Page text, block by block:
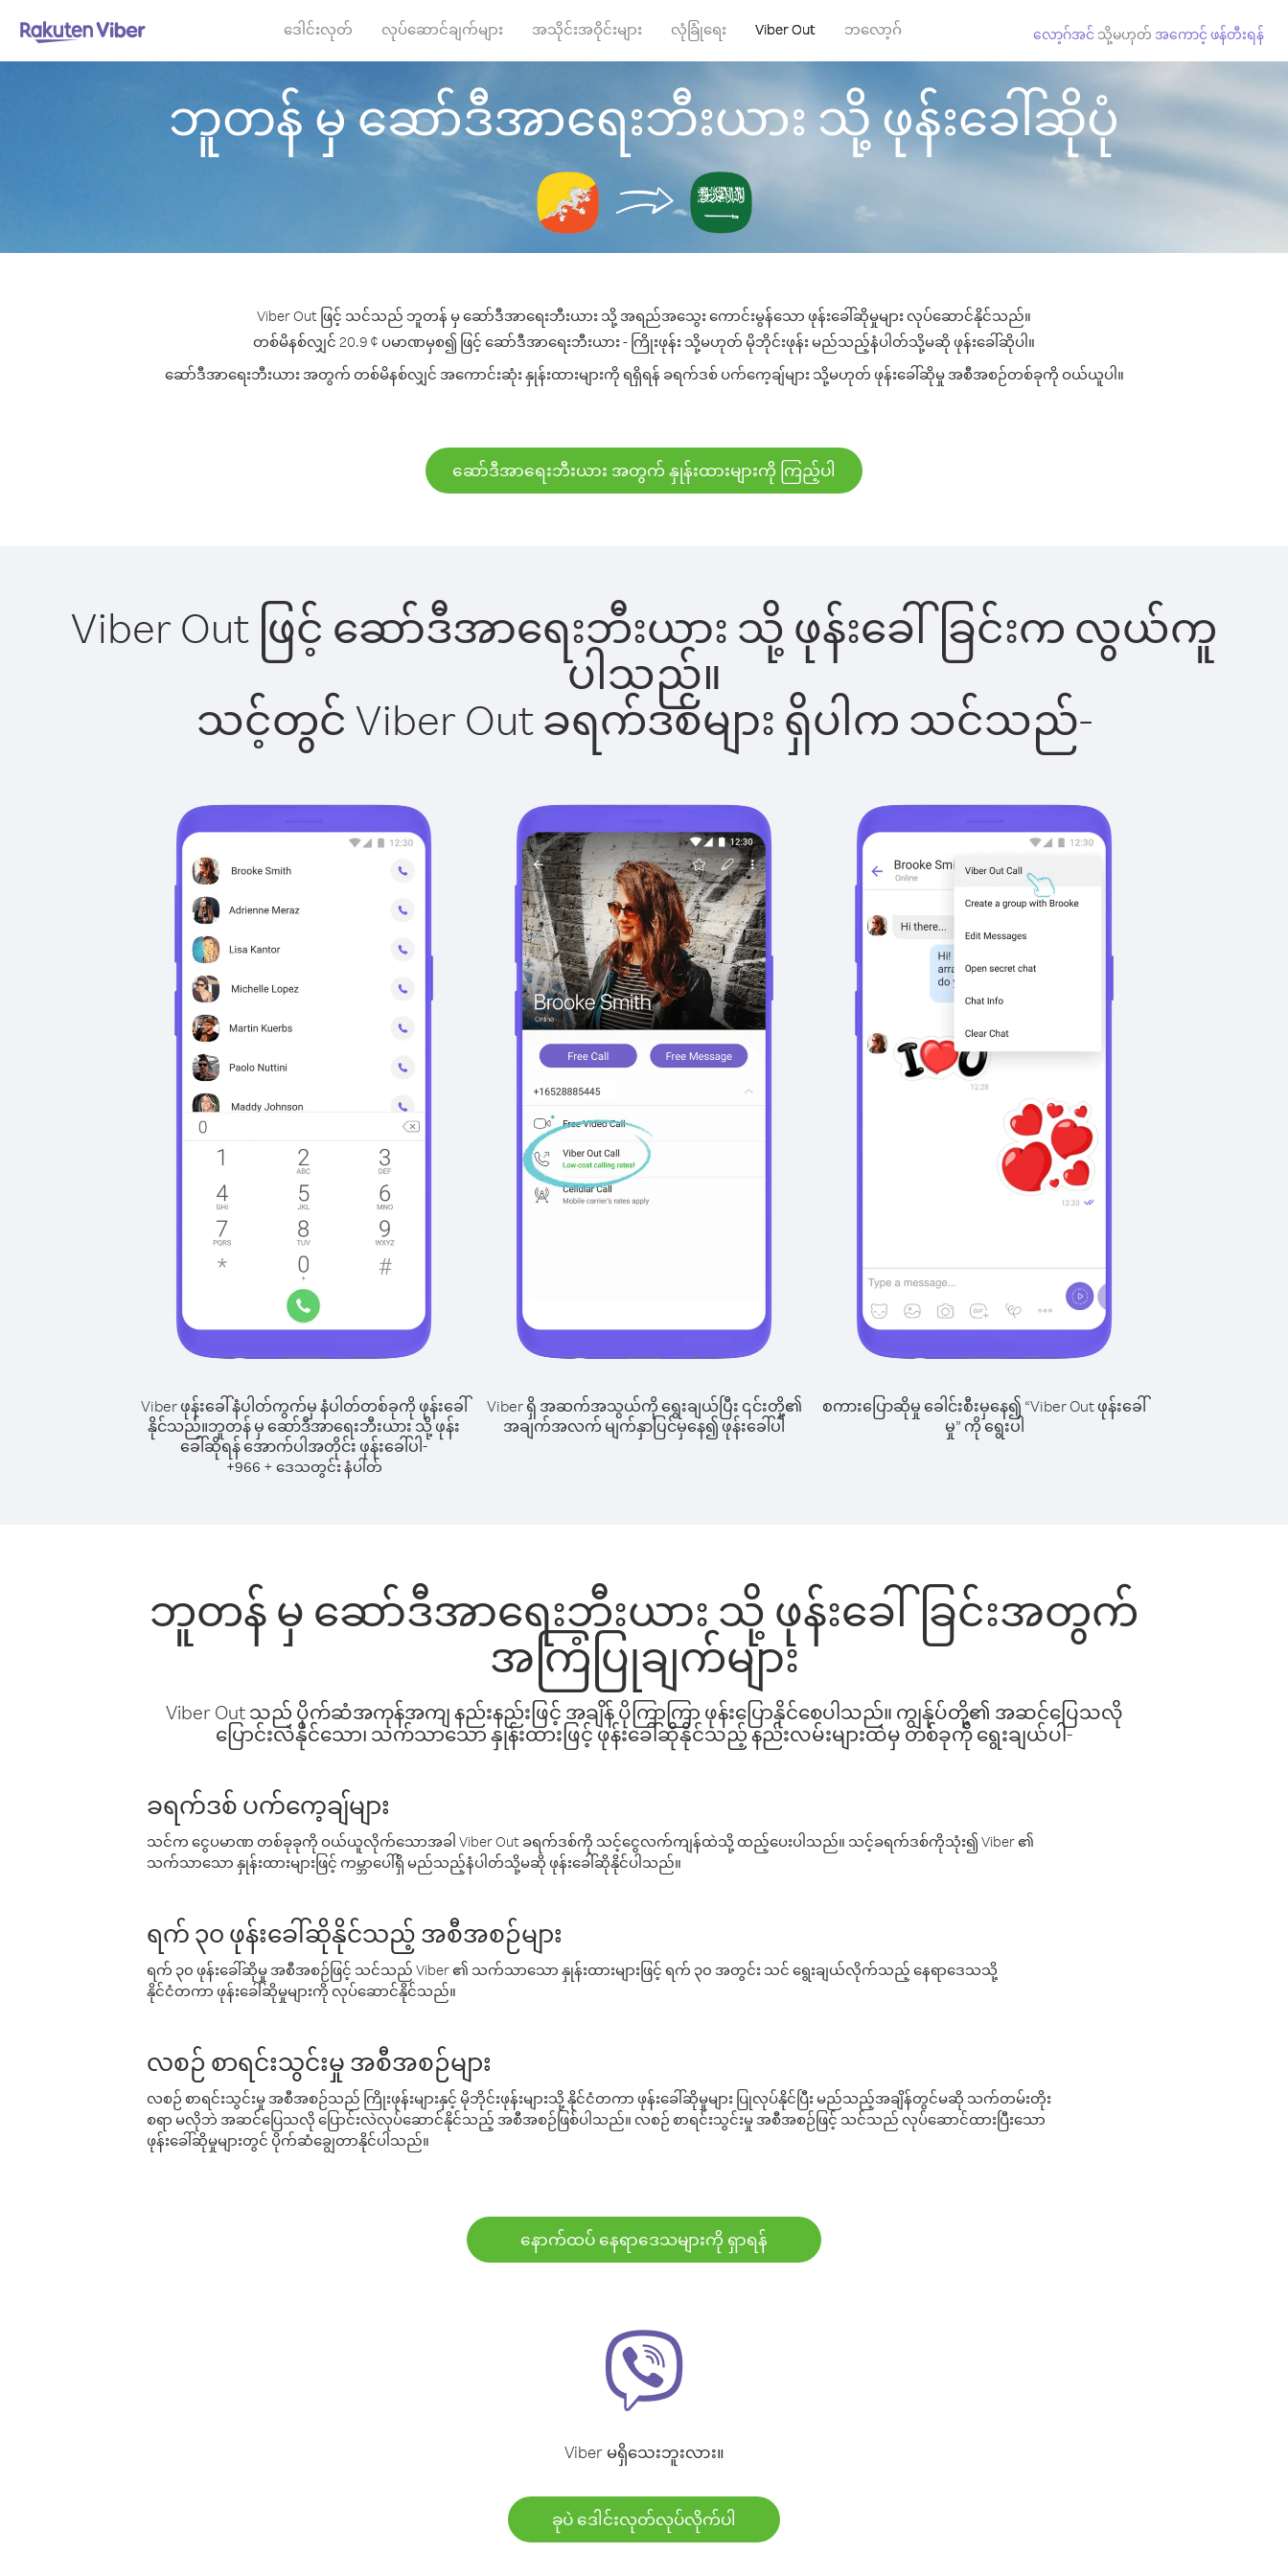
ဒေါင်းလုတ် လုပ်ဆောင်ချက်များ အသိုင်းအဝိုင်းများ လုံခြုံရေး Viber Out ဘလော့ဂ် လော့ဂ်အင် သို့မဟုတ် အကောင့် ဖန်တီးရန်
ဘူတန် မှ ဆော်ဒီအာရေးဘီးယား သို့ ဖုန်းခေါ်ဆိုပုံ
Viber Out ဖြင့် သင်သည် ဘူတန် မှ ဆော်ဒီအာရေးဘီးယား သို့ အရည်အသွေး ကောင်းမွန်သော ဖုန်းခေါ်ဆိုမှုများ လုပ်ဆောင်နိုင်သည်။
တစ်မိနစ်လျှင် 20.9 ¢ ပမာဏမှစ၍ ဖြင့် ဆော်ဒီအာရေးဘီးယား - ကြိုးဖုန်း သို့မဟုတ် မိုဘိုင်းဖုန်း မည်သည့်နံပါတ်သို့မဆို ဖုန်းခေါ်ဆိုပါ။
ဆော်ဒီအာရေးဘီးယား အတွက် တစ်မိနစ်လျှင် အကောင်းဆုံး နှုန်းထားများကို ရရှိရန် ခရက်ဒစ် ပက်ကေ့ချ်များ သို့မဟုတ် ဖုန်းခေါ်ဆိုမှု အစီအစဉ်တစ်ခုကို ဝယ်ယူပါ။
ဆော်ဒီအာရေးဘီးယား အတွက် နှုန်းထားများကို ကြည့်ပါ
Viber Out ဖြင့် ဆော်ဒီအာရေးဘီးယား သို့ ဖုန်းခေါ်ခြင်းက လွယ်ကူ
ပါသည်။
သင့်တွင် Viber Out ခရက်ဒစ်များ ရှိပါက သင်သည်-
Viber ဖုန်းခေါ်နံပါတ်ကွက်မှ နံပါတ်တစ်ခုကို ဖုန်းခေါ်
နိုင်သည်။ဘူတန် မှ ဆော်ဒီအာရေးဘီးယား သို့ ဖုန်း
ခေါ်ဆိုရန် အောက်ပါအတိုင်း ဖုန်းခေါ်ပါ-
+966 + ဒေသတွင်း နံပါတ်
Viber ရှိ အဆက်အသွယ်ကို ရွေးချယ်ပြီး ၎င်းတို့၏
အချက်အလက် မျက်နှာပြင်မှနေ၍ ဖုန်းခေါ်ပါ
စကားပြောဆိုမှု ခေါင်းစီးမှနေ၍ “Viber Out ဖုန်းခေါ်
မှု” ကို ရွေးပါ
ဘူတန် မှ ဆော်ဒီအာရေးဘီးယား သို့ ဖုန်းခေါ်ခြင်းအတွက်
အကြံပြုချက်များ
Viber Out သည် ပိုက်ဆံအကုန်အကျ နည်းနည်းဖြင့် အချိန် ပိုကြာကြာ ဖုန်းပြောနိုင်စေပါသည်။ ကျွန်ုပ်တို့၏ အဆင်ပြေသလို
ပြောင်းလဲနိုင်သော၊ သက်သာသော နှုန်းထားဖြင့် ဖုန်းခေါ်ဆိုနိုင်သည့် နည်းလမ်းများထဲမှ တစ်ခုကို ရွေးချယ်ပါ-
ခရက်ဒစ် ပက်ကေ့ချ်များ
သင်က ငွေပမာဏ တစ်ခုခုကို ဝယ်ယူလိုက်သောအခါ Viber Out ခရက်ဒစ်ကို သင့်ငွေလက်ကျန်ထဲသို့ ထည့်ပေးပါသည်။ သင့်ခရက်ဒစ်ကိုသုံး၍ Viber ၏
သက်သာသော နှုန်းထားများဖြင့် ကမ္ဘာပေါ်ရှိ မည်သည့်နံပါတ်သို့မဆို ဖုန်းခေါ်ဆိုနိုင်ပါသည်။
ရက် ၃၀ ဖုန်းခေါ်ဆိုနိုင်သည့် အစီအစဉ်များ
ရက် ၃၀ ဖုန်းခေါ်ဆိုမှု အစီအစဉ်ဖြင့် သင်သည် Viber ၏ သက်သာသော နှုန်းထားများဖြင့် ရက် ၃၀ အတွင်း သင် ရွေးချယ်လိုက်သည့် နေရာဒေသသို့
နိုင်ငံတကာ ဖုန်းခေါ်ဆိုမှုများကို လုပ်ဆောင်နိုင်သည်။
လစဉ် စာရင်းသွင်းမှု အစီအစဉ်များ
လစဉ် စာရင်းသွင်းမှု အစီအစဉ်သည် ကြိုးဖုန်းများနှင့် မိုဘိုင်းဖုန်းများသို့ နိုင်ငံတကာ ဖုန်းခေါ်ဆိုမှုများ ပြုလုပ်နိုင်ပြီး မည်သည့်အချိန်တွင်မဆို သက်တမ်းတိုး
စရာ မလိုဘဲ အဆင်ပြေသလို ပြောင်းလဲလုပ်ဆောင်နိုင်သည့် အစီအစဉ်ဖြစ်ပါသည်။ လစဉ် စာရင်းသွင်းမှု အစီအစဉ်ဖြင့် သင်သည် လုပ်ဆောင်ထားပြီးသော
ဖုန်းခေါ်ဆိုမှုများတွင် ပိုက်ဆံချွေတာနိုင်ပါသည်။
နောက်ထပ် နေရာဒေသများကို ရှာရန်
Viber မရှိသေးဘူးလား။
ခုပဲ ဒေါင်းလုတ်လုပ်လိုက်ပါ